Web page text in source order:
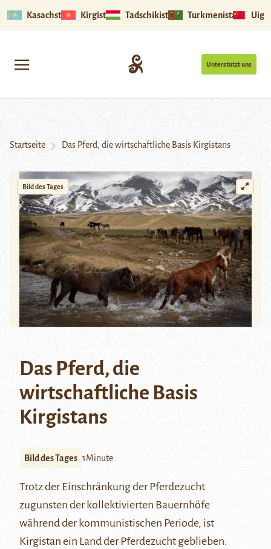
Kasachstan Kirgistan Tadschikistan Turkmenistan
Unterstützt uns
Startseite Das Pferd, die wirtschaftliche Basis Kirgistans
Bild des Tages
Das Pferd, die
wirtschaftliche Basis
Kirgistans
Bild des Tages 1Minute
Trotz der Einschränkung der Pferdezucht
zugunsten der kollektivierten Bauernhöfe
während der kommunistischen Periode, ist
Kirgistan ein Land der Pferdezucht geblieben.